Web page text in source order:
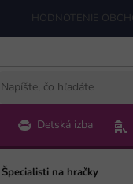
HODNOTENIE
Detská izba
Špecialisti na hračky